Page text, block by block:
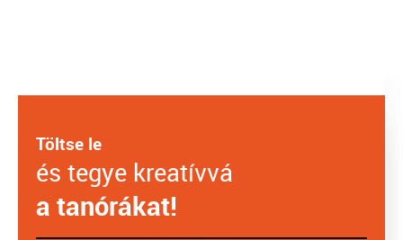
Töltse le
és tegye kreatívvá
a tanórákat!